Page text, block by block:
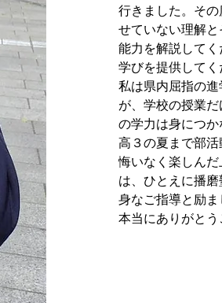
行きました。そ
せていない理解
能力を解説して
学びを提供して
私は県内屈指の
が、学校の授業
の学力は身につ
高３の夏まで部
悔いなく楽しん
は、ひとえに播
身なご指導と励
本当にありがと